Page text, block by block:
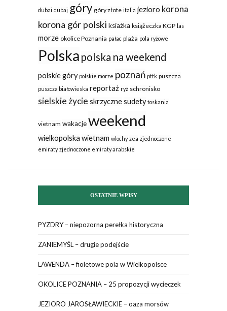
dubai dubaj góry góry złote italia jezioro korona
korona gór polski ksiażka książeczka KGP las
morze okolice Poznania pałac plaża pola ryżowe
Polska polska na weekend
polskie góry polskie morze poznań pttk puszcza
puszcza białowieska reportaż ryż schronisko
sielskie życie skrzycznesudety toskania
vietnam wakacjeweekend
wielkopolska wietnam wlochy zea zjednoczone
emiraty zjednoczone emiraty arabskie
OSTATNIE WPISY
PYZDRY – niepozorna perełka historyczna
ZANIEMYŚL – drugie podejście
LAWENDA – fioletowe pola w Wielkopolsce
OKOLICE POZNANIA – 25 propozycji wycieczek
JEZIORO JAROSŁAWIECKIE – oaza morsów